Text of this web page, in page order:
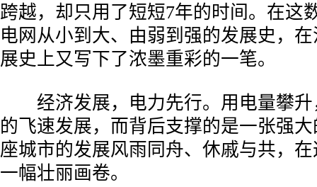
跨越，却只用了短短7年的时间。在这
电网从小到大、由弱到强的发展史，
展史上又写下了浓墨重彩的一笔。
经济发展，电力先行。用电量攀升
的飞速发展，而背后支撑的是一张强
座城市的发展风雨同舟、休戚与共，
一幅壮丽画卷。